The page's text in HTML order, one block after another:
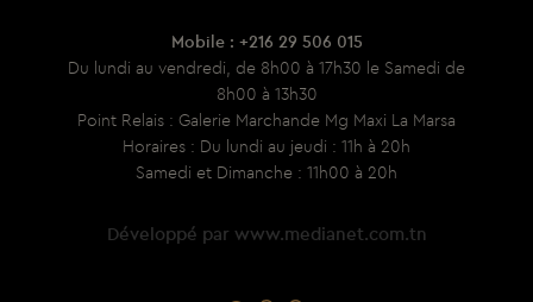
Mobile : +216 29 506 015
Du lundi au vendredi, de 8h00 à 17h30 le Samedi de
8h00 à 13h30
Point Relais : Galerie Marchande Mg Maxi La Marsa
Horaires : Du lundi au jeudi : 11h à 20h
Samedi et Dimanche : 11h00 à 20h
Développé par www.medianet.com.tn